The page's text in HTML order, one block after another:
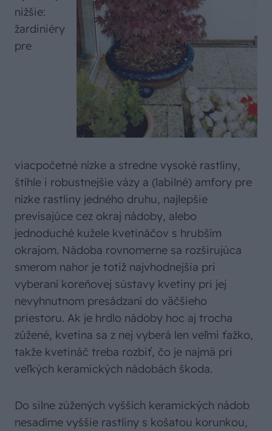
nižšie:
žardiniéry
pre
viacpočetné nízke a stredne vysoké rastliny,
štíhle i robustnejšie vázy a (labilné) amfory pre
nízke rastliny jedného druhu, najlepšie
prevísajúce cez okraj nádoby, alebo
jednoduché kužele kvetináčov s hrubším
okrajom. Nádoba rovnomerne sa rozširujúca
smerom nahor je totiž najvhodnejšia pri
vyberaní koreňovej sústavy kvetiny pri jej
nevyhnutnom presádzaní do väčšieho
priestoru. Ak je hrdlo nádoby hoc aj trocha
zúžené, kvetina sa z nej vyberá len veľmi ťažko,
takže kvetináč treba rozbiť, čo je najmä pri
veľkých keramických nádobách škoda.
Do silne zúžených vyšších keramických nádob
nesadíme vyššie rastliny s košatou korunkou,